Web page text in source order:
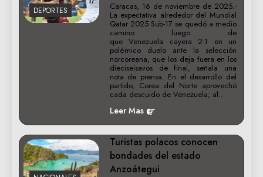
DEPORTES Caracas, 16 de noviembre de 2025.-
La expectativa alrededor del Mundial
Qatar 2025 Sub-17 se quedó a medio
camino luego de
que Venezuela cayera 2-1 en un
polémico duelo ante la selección
norcoreana, que los deja fuera en los
dieciseisavos de final, señala una
nota de prensa. En el desarrollo del
partido, Corea del Norte aprovechó
cada descuido de Venezuela; al…
Leer Mas
Turistas polacos conocen
bondades del estado
Anzoátegui